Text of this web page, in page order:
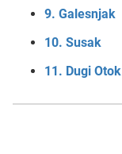
9. Galesnjak
10. Susak
11. Dugi Otok